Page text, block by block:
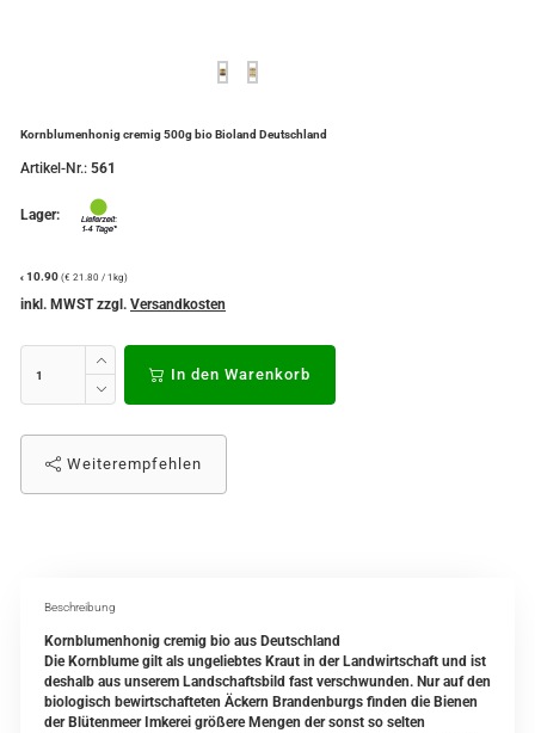
Kornblumenhonig cremig 500g bio Bioland Deutschland
Artikel-Nr.: 561
Lager:
€ 10.90 (€ 21.80 / 1kg)
inkl. MWST zzgl. Versandkosten
In den Warenkorb
Weiterempfehlen
Beschreibung
Kornblumenhonig cremig bio aus Deutschland
Die Kornblume gilt als ungeliebtes Kraut in der Landwirtschaft und ist
deshalb aus unserem Landschaftsbild fast verschwunden. Nur auf den
biologisch bewirtschafteten Äckern Brandenburgs finden die Bienen
der Blütenmeer Imkerei größere Mengen der sonst so selten